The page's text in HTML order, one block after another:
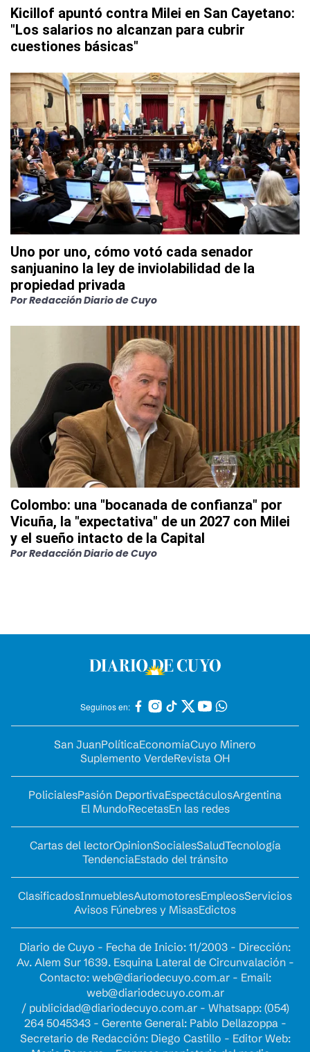
Kicillof apuntó contra Milei en San Cayetano:
"Los salarios no alcanzan para cubrir
cuestiones básicas"
Uno por uno, cómo votó cada senador
sanjuanino la ley de inviolabilidad de la
propiedad privada
PorRedacción Diario de Cuyo
Colombo: una "bocanada de confianza" por
Vicuña, la "expectativa" de un 2027 con Milei
y el sueño intacto de la Capital
PorRedacción Diario de Cuyo
Seguinos en:
San JuanPolíticaEconomíaCuyo Minero
Suplemento VerdeRevista OH
PolicialesPasión DeportivaEspectáculosArgentina
El MundoRecetasEn las redes
Cartas del lectorOpinionSocialesSaludTecnología
TendenciaEstado del tránsito
ClasificadosInmueblesAutomotoresEmpleosServicios
Avisos Fúnebres y MisasEdictos
Diario de Cuyo - Fecha de Inicio: 11/2003 - Dirección:
Av. Alem Sur 1639. Esquina Lateral de Circunvalación -
Contacto: web@diariodecuyo.com.ar- Email:
web@diariodecuyo.com.ar
/ publicidad@diariodecuyo.com.ar- Whatsapp: (054)
264 5045343 - Gerente General: Pablo Dellazoppa -
Secretario de Redacción: Diego Castillo - Editor Web: